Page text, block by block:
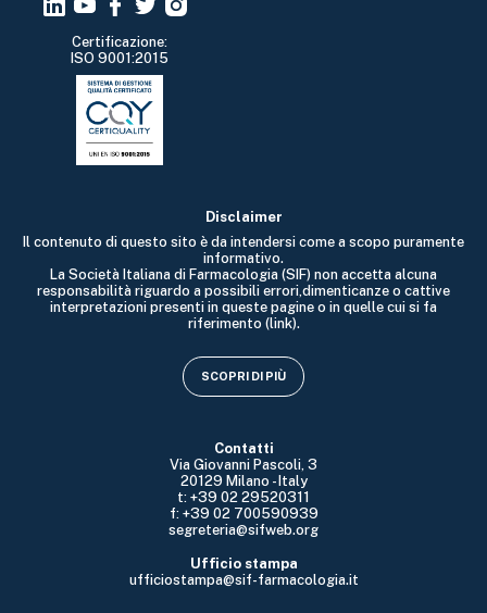
Certificazione:
ISO 9001:2015
Contatti
Via Giovanni Pascoli, 3
20129 Milano - Italy
t: +39 02 29520311
f: +39 02 700590939
segreteria@sifweb.org
Ufficio stampa
ufficiostampa@sif-farmacologia.it
Disclaimer
Il contenuto di questo sito è da intendersi come a scopo puramente
informativo.
La Società Italiana di Farmacologia (SIF) non accetta alcuna
responsabilità riguardo a possibili errori,dimenticanze o cattive
interpretazioni presenti in queste pagine o in quelle cui si fa
riferimento (link).
SCOPRI DI PIÙ